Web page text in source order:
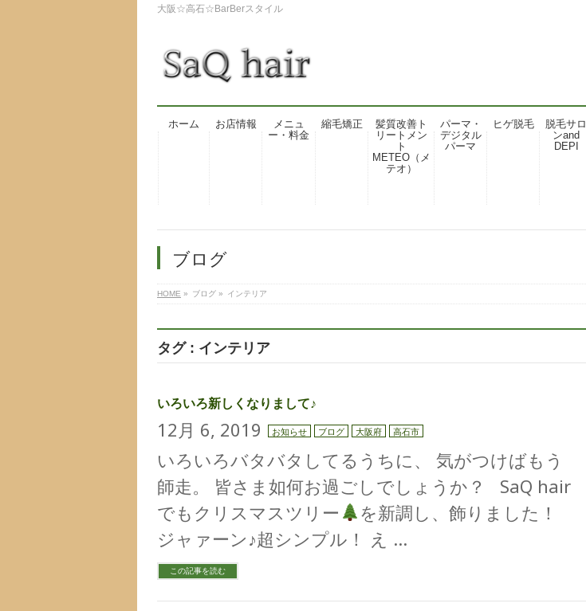
大阪☆高石☆BarBerスタイル
ホーム お店情報
メニュ
ー・料金
縮毛矯正
髪質改善ト
リートメン
ト
METEO（メ
テオ）
パーマ・
デジタル
パーマ
ヒゲ脱毛
脱毛サロ
ンand
DEPI
ブログ
HOME » ブログ » インテリア
タグ : インテリア
いろいろ新しくなりまして♪
12月 6, 2019 お知らせ ブログ 大阪府 高石市
いろいろバタバタしてるうちに、 気がつけばもう
師走。 皆さま如何お過ごしでしょうか？ SaQ hair
でもクリスマスツリー
を新調し、飾りました！
ジャァーン♪超シンプル！ え …
この記事を読む